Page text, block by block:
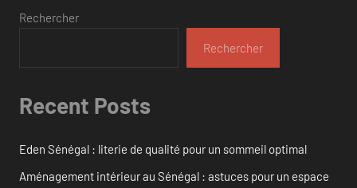
Rechercher
Rechercher
Recent Posts
Eden Sénégal : literie de qualité pour un sommeil optimal
Aménagement intérieur au Sénégal : astuces pour un espace